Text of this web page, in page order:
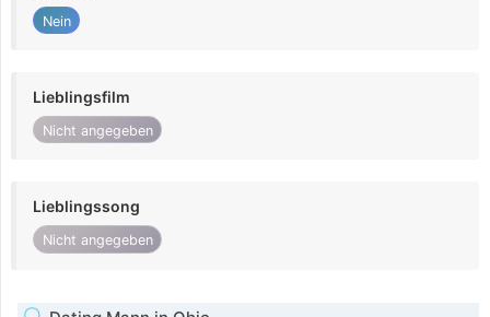
Nein
Lieblingsfilm
Nicht angegeben
Lieblingssong
Nicht angegeben